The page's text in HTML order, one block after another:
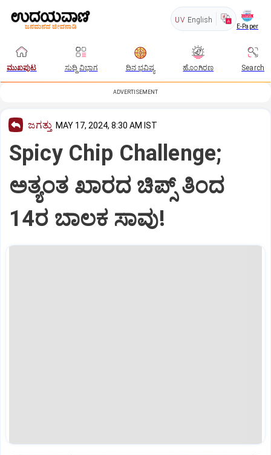
UV English
E-Paper
ಮುಖಪುಟ ಸುದ್ದಿ ವಿಭಾಗ ದಿನ ಭವಿಷ್ಯ ಹೊಂಗಿರಣ Search
ADVERTISEMENT
ಜಗತ್ತು MAY 17, 2024, 8:30 AM IST
Spicy Chip Challenge;
ಅತ್ಯಂತ ಖಾರದ ಚಿಪ್ಸ್ ತಿಂದ
14ರ ಬಾಲಕ ಸಾವು!